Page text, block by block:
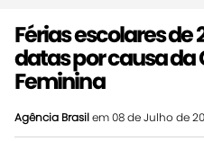
Férias escolares de
datas por causa da
Feminina
Agência Brasilem 08 de Julho de